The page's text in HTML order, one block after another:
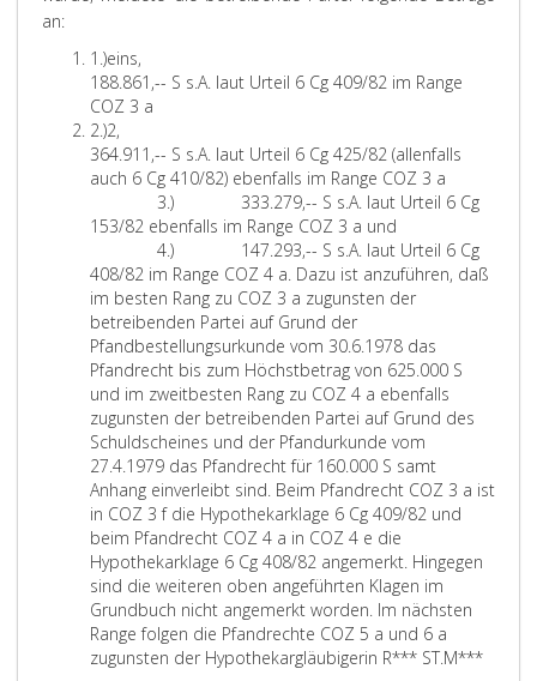
an:
1.)eins,
188.861,-- S s.A. laut Urteil 6 Cg 409/82 im Range
COZ 3 a
2.)2,
364.911,-- S s.A. laut Urteil 6 Cg 425/82 (allenfalls
auch 6 Cg 410/82) ebenfalls im Range COZ 3 a
3.)
333.279,-- S s.A. laut Urteil 6 Cg
153/82 ebenfalls im Range COZ 3 a und
4.)
147.293,-- S s.A. laut Urteil 6 Cg
408/82 im Range COZ 4 a. Dazu ist anzuführen, daß
im besten Rang zu COZ 3 a zugunsten der
betreibenden Partei auf Grund der
Pfandbestellungsurkunde vom 30.6.1978 das
Pfandrecht bis zum Höchstbetrag von 625.000 S
und im zweitbesten Rang zu COZ 4 a ebenfalls
zugunsten der betreibenden Partei auf Grund des
Schuldscheines und der Pfandurkunde vom
27.4.1979 das Pfandrecht für 160.000 S samt
Anhang einverleibt sind. Beim Pfandrecht COZ 3 a ist
in COZ 3 f die Hypothekarklage 6 Cg 409/82 und
beim Pfandrecht COZ 4 a in COZ 4 e die
Hypothekarklage 6 Cg 408/82 angemerkt. Hingegen
sind die weiteren oben angeführten Klagen im
Grundbuch nicht angemerkt worden. Im nächsten
Range folgen die Pfandrechte COZ 5 a und 6 a
zugunsten der Hypothekargläubigerin R*** ST.M***